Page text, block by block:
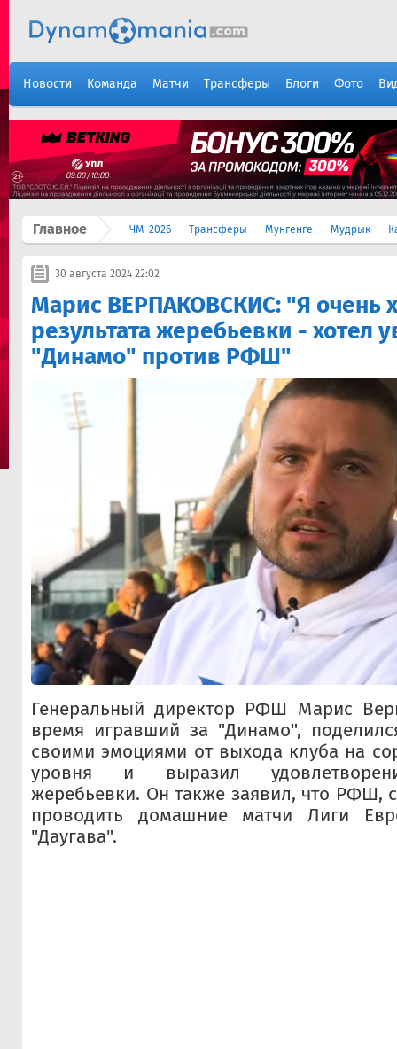
Новости Команда Матчи Трансферы Блоги Фото
Главное ЧМ-2026 Трансферы Мунгенге Мудрык
30 августа 2024 22:02
Марис ВЕРПАКОВСКИС: "Я очень
результата жеребьевки - хотел
"Динамо" против РФШ"
Генеральный директор РФШ Марис
время игравший за "Динамо",
своими эмоциями от выхода клуба на
уровня и выразил
жеребьевки. Он также заявил, что РФШ,
проводить домашние матчи Лиги
"Даугава".